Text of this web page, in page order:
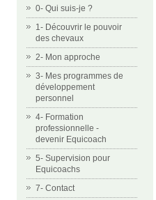
0- Qui suis-je ?
1- Découvrir le pouvoir
des chevaux
2- Mon approche
3- Mes programmes de
développement
personnel
4- Formation
professionnelle -
devenir Equicoach
5- Supervision pour
Equicoachs
7- Contact